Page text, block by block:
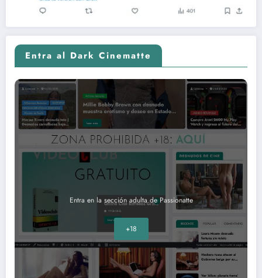
Entra al Dark Cinematte
Entra en la sección adulta de Passionatte
+18